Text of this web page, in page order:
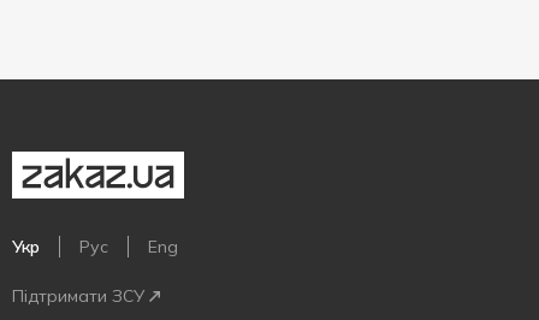
Укр Рус Eng
Підтримати ЗСУ